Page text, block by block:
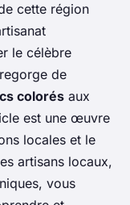
cette région
le célèbre
de
colorés aux
est une œuvre
locales et le
artisans locaux,
vous